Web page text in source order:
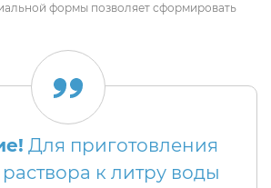
формы позволяет сформировать
Для приготовления
к литру воды